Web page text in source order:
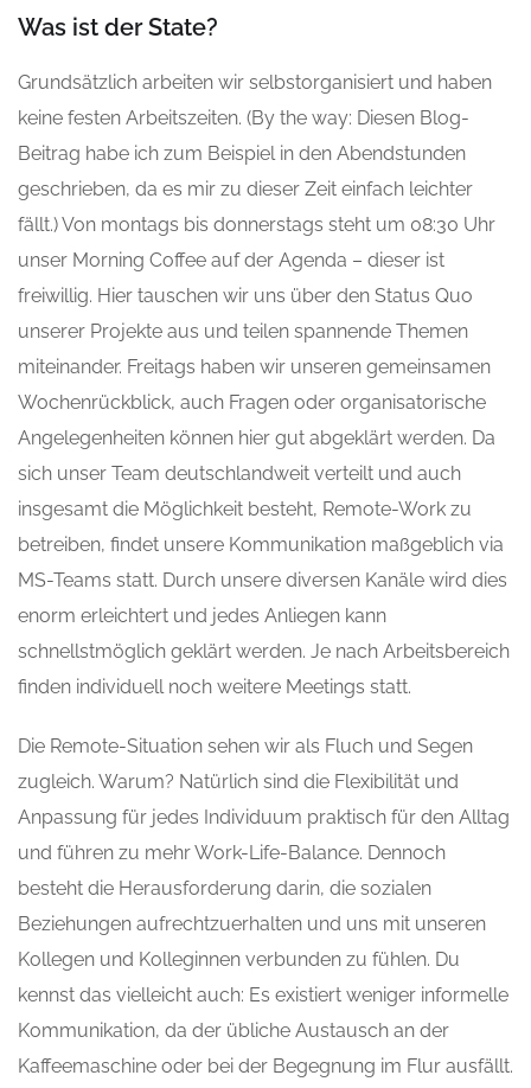
Was ist der State?
Grundsätzlich arbeiten wir selbstorganisiert und haben
keine festen Arbeitszeiten. (By the way: Diesen Blog-
Beitrag habe ich zum Beispiel in den Abendstunden
geschrieben, da es mir zu dieser Zeit einfach leichter
fällt.) Von montags bis donnerstags steht um 08:30 Uhr
unser Morning Coffee auf der Agenda – dieser ist
freiwillig. Hier tauschen wir uns über den Status Quo
unserer Projekte aus und teilen spannende Themen
miteinander. Freitags haben wir unseren gemeinsamen
Wochenrückblick, auch Fragen oder organisatorische
Angelegenheiten können hier gut abgeklärt werden. Da
sich unser Team deutschlandweit verteilt und auch
insgesamt die Möglichkeit besteht, Remote-Work zu
betreiben, findet unsere Kommunikation maßgeblich via
MS-Teams statt. Durch unsere diversen Kanäle wird dies
enorm erleichtert und jedes Anliegen kann
schnellstmöglich geklärt werden. Je nach Arbeitsbereich
finden individuell noch weitere Meetings statt.
Die Remote-Situation sehen wir als Fluch und Segen
zugleich. Warum? Natürlich sind die Flexibilität und
Anpassung für jedes Individuum praktisch für den Alltag
und führen zu mehr Work-Life-Balance. Dennoch
besteht die Herausforderung darin, die sozialen
Beziehungen aufrechtzuerhalten und uns mit unseren
Kollegen und Kolleginnen verbunden zu fühlen. Du
kennst das vielleicht auch: Es existiert weniger informelle
Kommunikation, da der übliche Austausch an der
Kaffeemaschine oder bei der Begegnung im Flur ausfällt.